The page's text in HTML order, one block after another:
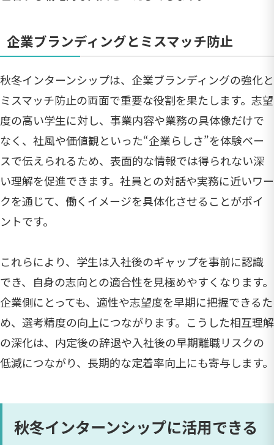
企業ブランディングとミスマッチ防止
秋冬インターンシップは、企業ブランディングの強化と
ミスマッチ防止の両面で重要な役割を果たします。志望
度の高い学生に対し、事業内容や業務の具体像だけで
なく、社風や価値観といった“企業らしさ”を体験ベー
スで伝えられるため、表面的な情報では得られない深
い理解を促進できます。社員との対話や実務に近いワー
クを通じて、働くイメージを具体化させることがポイ
ントです。
これらにより、学生は入社後のギャップを事前に認識
でき、自身の志向との適合性を見極めやすくなります。
企業側にとっても、適性や志望度を早期に把握できるた
め、選考精度の向上につながります。こうした相互理解
の深化は、内定後の辞退や入社後の早期離職リスクの
低減につながり、長期的な定着率向上にも寄与します。
秋冬インターンシップに活用できる